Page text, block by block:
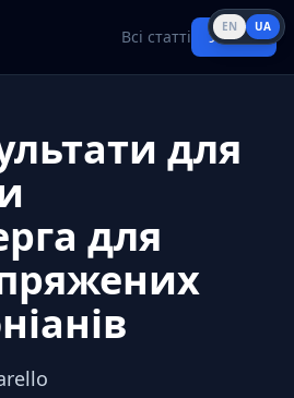
Всі статті Увійти
для
для
EN UA